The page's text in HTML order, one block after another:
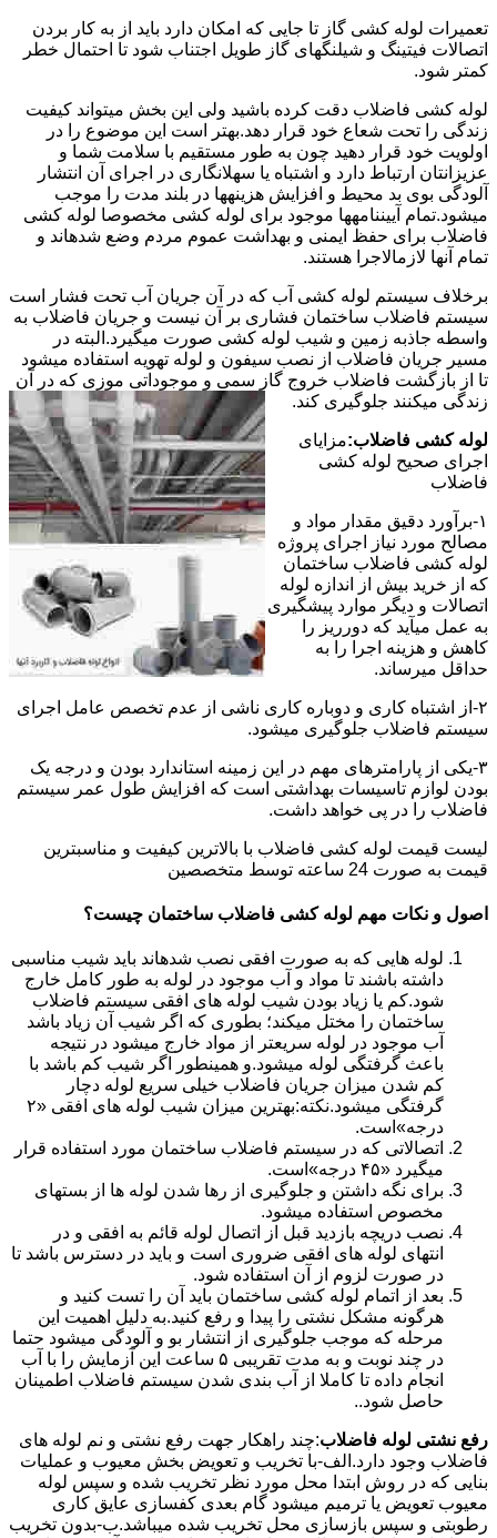
تعمیرات لوله کشی گاز تا جایی که امکان دارد باید از به کار بردن
اتصالات فیتینگ و شیلنگهای گاز طویل اجتناب شود تا احتمال خطر
کمتر شود.
لوله کشی فاضلاب دقت کرده باشید ولی این بخش میتواند کیفیت
زندگی را تحت شعاع خود قرار دهد.بهتر است این موضوع را در
اولویت خود قرار دهید چون به طور مستقیم با سلامت شما و
عزیزانتان ارتباط دارد و اشتباه یا سهلانگاری در اجرای آن انتشار
آلودگی بوی بد محیط و افزایش هزینهها در بلند مدت را موجب
میشود.تمام آییننامهها موجود برای لوله کشی مخصوصا لوله کشی
فاضلاب برای حفظ ایمنی و بهداشت عموم مردم وضع شدهاند و
تمام آنها لازمالاجرا هستند.
برخلاف سیستم لوله کشی آب که در آن جریان آب تحت فشار است
سیستم فاضلاب ساختمان فشاری بر آن نیست و جریان فاضلاب به
واسطه جاذبه زمین و شیب لوله کشی صورت میگیرد.البته در
مسیر جریان فاضلاب از نصب سیفون و لوله تهویه استفاده میشود
تا از بازگشت فاضلاب خروج گاز سمی و موجوداتی موزی که در آن
زندگی میکنند جلوگیری کند.
لوله کشی فاضلاب:مزایای
اجرای صحیح لوله کشی
فاضلاب
۱-برآورد دقیق مقدار مواد و
مصالح مورد نیاز اجرای پروژه
لوله کشی فاضلاب ساختمان
که از خرید بیش از اندازه لوله
اتصالات و دیگر موارد پیشگیری
به عمل میآید که دورریز را
کاهش و هزینه اجرا را به
حداقل میرساند.
۲-از اشتباه کاری و دوباره کاری ناشی از عدم تخصص عامل اجرای
سیستم فاضلاب جلوگیری میشود.
۳-یکی از پارامترهای مهم در این زمینه استاندارد بودن و درجه یک
بودن لوازم تاسیسات بهداشتی است که افزایش طول عمر سیستم
فاضلاب را در پی خواهد داشت.
لیست قیمت لوله کشی فاضلاب با بالاترین کیفیت و مناسبترین
قیمت به صورت 24 ساعته توسط متخصصین
اصول و نکات مهم لوله کشی فاضلاب ساختمان چیست؟
لوله هایی که به صورت افقی نصب شدهاند باید شیب مناسبی
داشته باشند تا مواد و آب موجود در لوله به طور کامل خارج
شود.کم یا زیاد بودن شیب لوله های افقی سیستم فاضلاب
ساختمان را مختل میکند؛ بطوری که اگر شیب آن زیاد باشد
آب موجود در لوله سریعتر از مواد خارج میشود در نتیجه
باعث گرفتگی لوله میشود.و همینطور اگر شیب کم باشد با
کم شدن میزان جریان فاضلاب خیلی سریع لوله دچار
گرفتگی میشود.نکته:بهترین میزان شیب لوله های افقی «۲
درجه»است.
اتصالاتی که در سیستم فاضلاب ساختمان مورد استفاده قرار
میگیرد «۴۵ درجه»است.
برای نگه داشتن و جلوگیری از رها شدن لوله ها از بستهای
مخصوص استفاده میشود.
نصب دریچه بازدید قبل از اتصال لوله قائم به افقی و در
انتهای لوله های افقی ضروری است و باید در دسترس باشد تا
در صورت لزوم از آن استفاده شود.
بعد از اتمام لوله کشی ساختمان باید آن را تست کنید و
هرگونه مشکل نشتی را پیدا و رفع کنید.به دلیل اهمیت این
مرحله که موجب جلوگیری از انتشار بو و آلودگی میشود حتما
در چند نوبت و به مدت تقریبی ۵ ساعت این آزمایش را با آب
انجام داده تا کاملا از آب بندی شدن سیستم فاضلاب اطمینان
حاصل شود..
رفع نشتی لوله فاضلاب:چند راهکار جهت رفع نشتی و نم لوله های
فاضلاب وجود دارد.الف-با تخریب و تعویض بخش معیوب و عملیات
بنایی که در روش ابتدا محل مورد نظر تخریب شده و سپس لوله
معیوب تعویض یا ترمیم میشود گام بعدی کفسازی عایق کاری
رطوبتی و سپس بازسازی محل تخریب شده میباشد.ب-بدون تخریب